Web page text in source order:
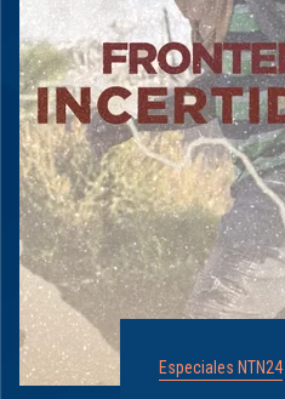
Especiales NTN24